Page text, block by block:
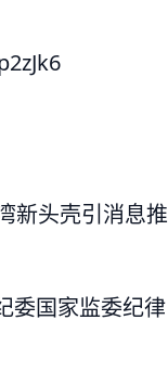
新头壳引消息推
委国家监委纪律